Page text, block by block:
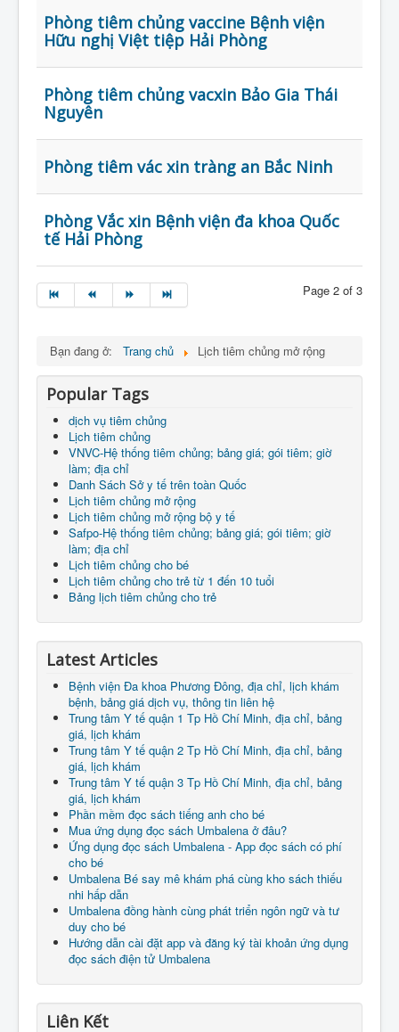
Phòng tiêm chủng vaccine Bệnh viện
Hữu nghị Việt tiệp Hải Phòng
Phòng tiêm chủng vacxin Bảo Gia Thái
Nguyên
Phòng tiêm vác xin tràng an Bắc Ninh
Phòng Vắc xin Bệnh viện đa khoa Quốc
tế Hải Phòng
Page 2 of 3
Bạn đang ở: Trang chủ Lịch tiêm chủng mở rộng
Popular Tags
dịch vụ tiêm chủng
Lịch tiêm chủng
VNVC-Hệ thống tiêm chủng; bảng giá; gói tiêm; giờ
làm; địa chỉ
Danh Sách Sở y tế trên toàn Quốc
Lịch tiêm chủng mở rộng
Lịch tiêm chủng mở rộng bộ y tế
Safpo-Hệ thống tiêm chủng; bảng giá; gói tiêm; giờ
làm; địa chỉ
Lịch tiêm chủng cho bé
Lịch tiêm chủng cho trẻ từ 1 đến 10 tuổi
Bảng lịch tiêm chủng cho trẻ
Latest Articles
Bệnh viện Đa khoa Phương Đông, địa chỉ, lịch khám
bệnh, bảng giá dịch vụ, thông tin liên hệ
Trung tâm Y tế quận 1 Tp Hồ Chí Minh, địa chỉ, bảng
giá, lịch khám
Trung tâm Y tế quận 2 Tp Hồ Chí Minh, địa chỉ, bảng
giá, lịch khám
Trung tâm Y tế quận 3 Tp Hồ Chí Minh, địa chỉ, bảng
giá, lịch khám
Phần mềm đọc sách tiếng anh cho bé
Mua ứng dụng đọc sách Umbalena ở đâu?
Ứng dụng đọc sách Umbalena - App đọc sách có phí
cho bé
Umbalena Bé say mê khám phá cùng kho sách thiếu
nhi hấp dẫn
Umbalena đồng hành cùng phát triển ngôn ngữ và tư
duy cho bé
Hướng dẫn cài đặt app và đăng ký tài khoản ứng dụng
đọc sách điện tử Umbalena
Liên Kết